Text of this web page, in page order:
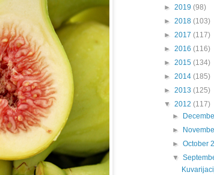
► 2019 (98)
► 2018 (103)
► 2017 (117)
► 2016 (116)
► 2015 (134)
► 2014 (185)
► 2013 (125)
▼ 2012 (117)
►
►
►October
▼